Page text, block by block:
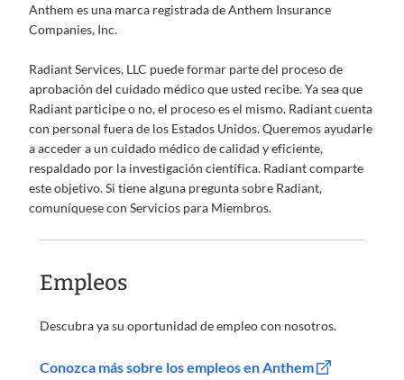
Anthem es una marca registrada de Anthem Insurance
Companies, Inc.
Radiant Services, LLC puede formar parte del proceso de
aprobación del cuidado médico que usted recibe. Ya sea que
Radiant participe o no, el proceso es el mismo. Radiant cuenta
con personal fuera de los Estados Unidos. Queremos ayudarle
a acceder a un cuidado médico de calidad y eficiente,
respaldado por la investigación científica. Radiant comparte
este objetivo. Si tiene alguna pregunta sobre Radiant,
comuníquese con Servicios para Miembros.
Empleos
Descubra ya su oportunidad de empleo con nosotros.
Conozca más sobre los empleos en Anthem